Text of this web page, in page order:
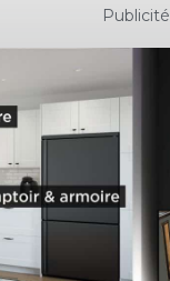
Publicité